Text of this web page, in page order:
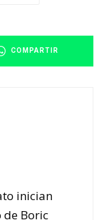
COMPARTIR
inician
Boric